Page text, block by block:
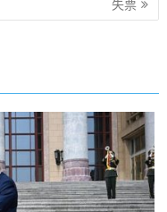
失票